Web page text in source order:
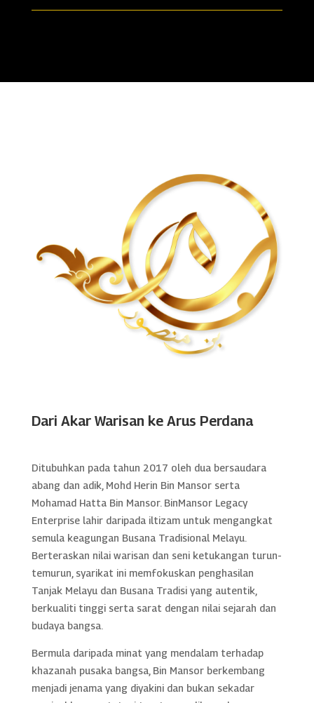
Dari Akar Warisan ke Arus Perdana
Ditubuhkan pada tahun 2017 oleh dua bersaudara
abang dan adik, Mohd Herin Bin Mansor serta
Mohamad Hatta Bin Mansor. BinMansor Legacy
Enterprise lahir daripada iltizam untuk mengangkat
semula keagungan Busana Tradisional Melayu.
Berteraskan nilai warisan dan seni ketukangan turun-
temurun, syarikat ini memfokuskan penghasilan
Tanjak Melayu dan Busana Tradisi yang autentik,
berkualiti tinggi serta sarat dengan nilai sejarah dan
budaya bangsa.
Bermula daripada minat yang mendalam terhadap
khazanah pusaka bangsa, Bin Mansor berkembang
menjadi jenama yang diyakini dan bukan sekadar